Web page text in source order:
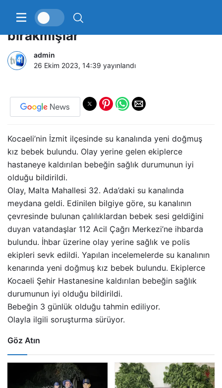
Yeni doğan bebeği su kanalına
bırakmışlar
admin
26 Ekim 2023, 14:39 yayınlandı
Kocaeli’nin İzmit ilçesinde su kanalında yeni doğmuş
kız bebek bulundu. Olay yerine gelen ekiplerce
hastaneye kaldırılan bebeğin sağlık durumunun iyi
olduğu bildirildi.
Olay, Malta Mahallesi 32. Ada’daki su kanalında
meydana geldi. Edinilen bilgiye göre, su kanalının
çevresinde bulunan çalılıklardan bebek sesi geldiğini
duyan vatandaşlar 112 Acil Çağrı Merkezi’ne ihbarda
bulundu. İhbar üzerine olay yerine sağlık ve polis
ekipleri sevk edildi. Yapılan incelemelerde su kanalının
kenarında yeni doğmuş kız bebek bulundu. Ekiplerce
Kocaeli Şehir Hastanesine kaldırılan bebeğin sağlık
durumunun iyi olduğu bildirildi.
Bebeğin 3 günlük olduğu tahmin ediliyor.
Olayla ilgili soruşturma sürüyor.
Göz Atın